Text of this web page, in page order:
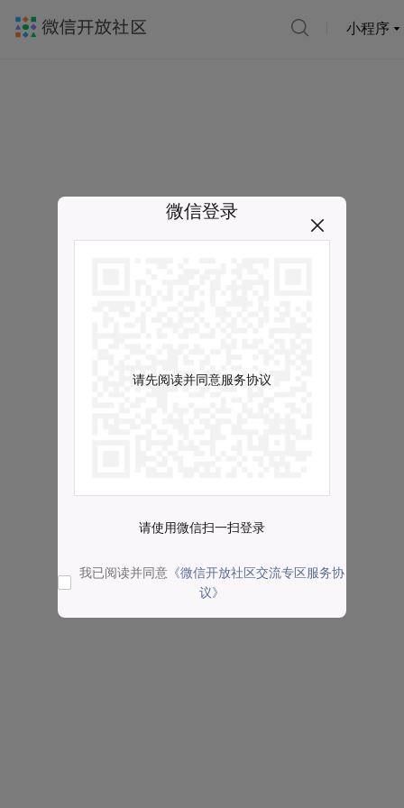
小程序
微信登录
请先阅读并同意服务协议
请使用微信扫一扫登录
我已阅读并同意 《微信开放社区交流专区服务协
议》